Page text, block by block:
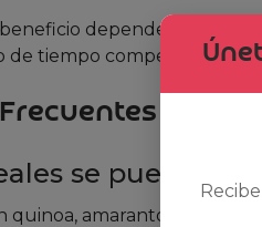
depende de qué
de tiempo compensa
se pueden
quinoa, amaranto, trigo,